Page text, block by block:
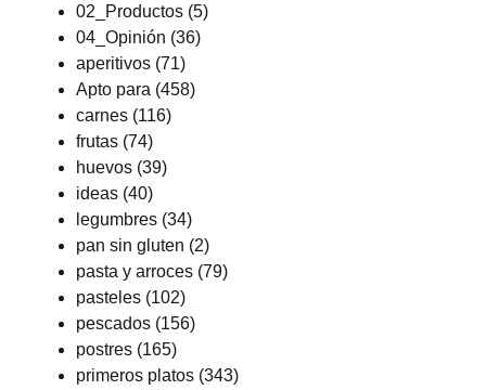
02_Productos (5)
04_Opinión (36)
aperitivos (71)
Apto para (458)
carnes (116)
frutas (74)
huevos (39)
ideas (40)
legumbres (34)
pan sin gluten (2)
pasta y arroces (79)
pasteles (102)
pescados (156)
postres (165)
primeros platos (343)